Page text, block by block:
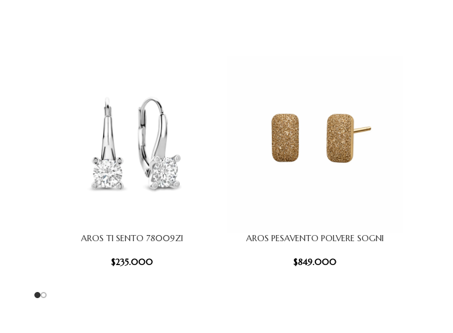
AÑADIR AL CARRITO
AROS TI SENTO 78009ZI
$235.000
AÑADIR AL CARRITO
AROS PESAVENTO POLVERE SOGNI
$849.000